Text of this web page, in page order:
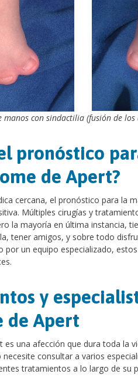
manos con sindactilia (fusión de los
pronóstico
de Apert?
cercana, el pronóstico para la
Múltiples cirugías y
la mayoría en última instancia,
tener amigos, y sobre todo
por un equipo especializado,
y
de Apert
es una afección que dura toda la
consultar a varios
tratamientos a lo largo de su